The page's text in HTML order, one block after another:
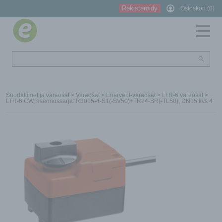
Rekisteröidy Ostoskori (0)
Suodattimet ja varaosat > Varaosat > Enervent-varaosat > LTR-6 varaosat >
LTR-6 CW, asennussarja: R3015-4-S1(-SV50)+TR24-SR(-TL50), DN15 kvs 4